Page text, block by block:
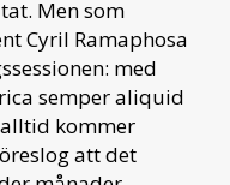
Men som
Cyril Ramaphosa
med
semper aliquid
kommer
att det